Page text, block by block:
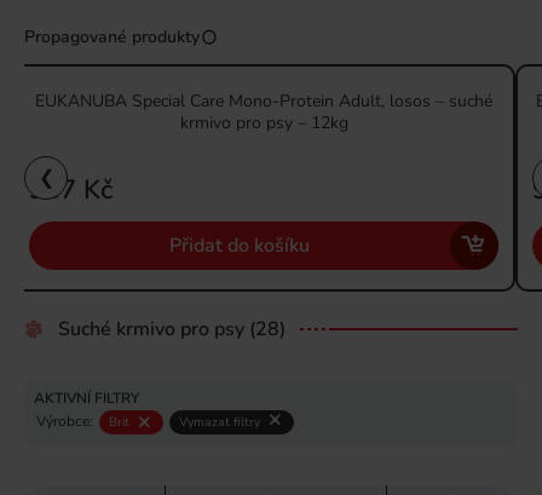
Propagované produkty
❮
EUKANUBA Special Care Mono-Protein Adult, losos – suché
krmivo pro psy – 12kg
937 Kč
Přidat do košíku
Suché krmivo pro psy (28)
AKTIVNÍ FILTRY
Výrobce:
Brit Vymazat filtry